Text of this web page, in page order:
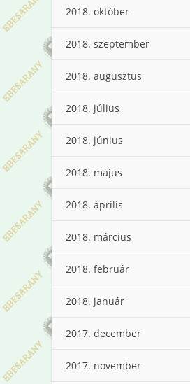
2018. október
2018. szeptember
2018. augusztus
2018. július
2018. június
2018. május
2018. április
2018. március
2018. február
2018. január
2017. december
2017. november